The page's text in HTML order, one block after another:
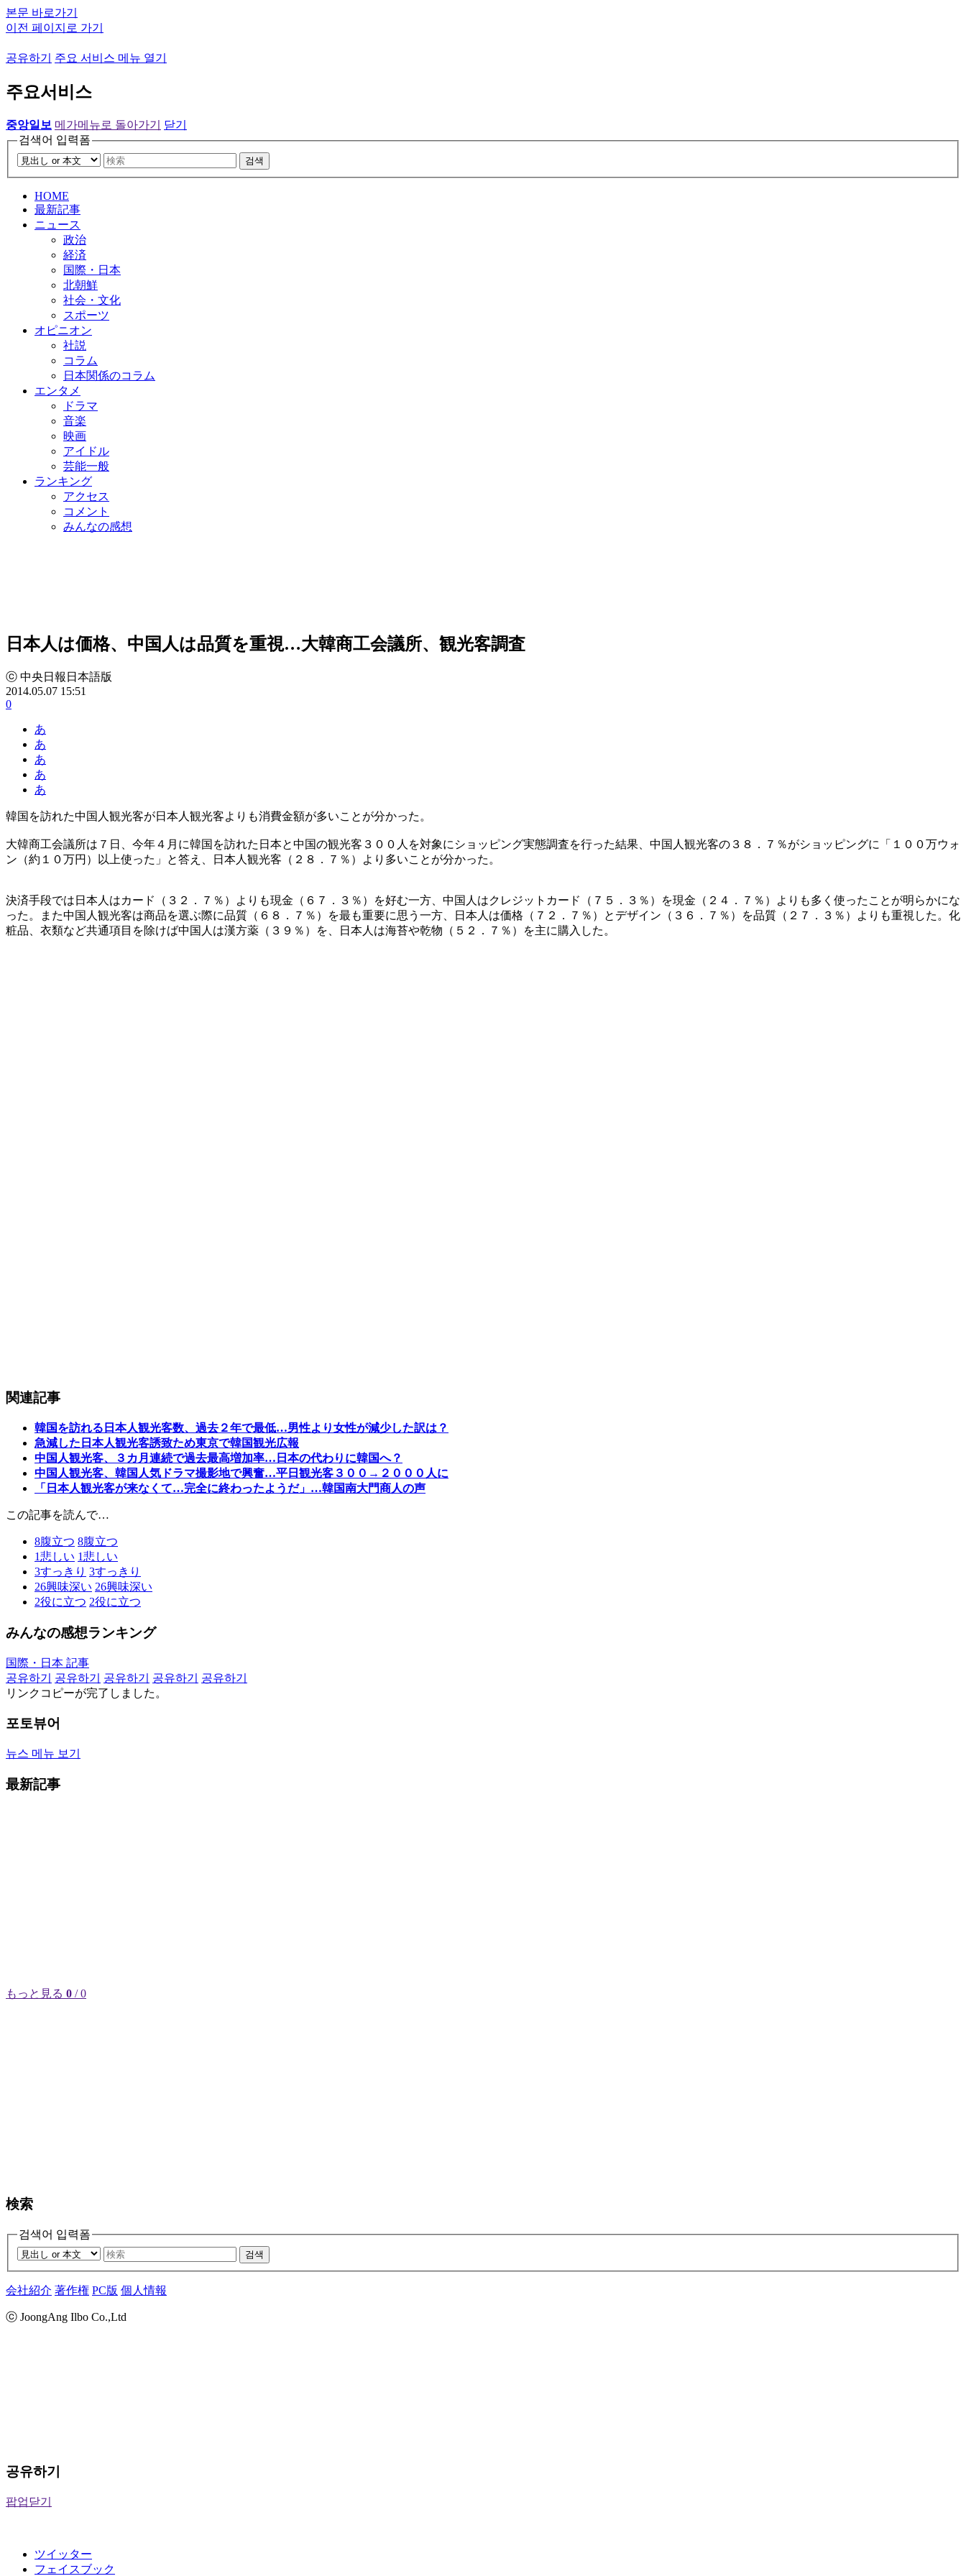
본문 바로가기
이전 페이지로 가기
공유하기 주요 서비스 메뉴 열기
주요서비스
중앙일보 메가메뉴로 돌아가기
닫기
검색어 입력폼
검색
HOME
最新記事
ニュース
政治
経済
国際・日本
北朝鮮
社会・文化
スポーツ
オピニオン
社説
コラム
日本関係のコラム
エンタメ
ドラマ
音楽
映画
アイドル
芸能一般
ランキング
アクセス
コメント
みんなの感想
日本人は価格、中国人は品質を重視…大韓商工会議所、観光客調査
ⓒ 中央日報日本語版
2014.05.07 15:51
0
あ
あ
あ
あ
あ
韓国を訪れた中国人観光客が日本人観光客よりも消費金額が多いことが分かった。
大韓商工会議所は７日、今年４月に韓国を訪れた日本と中国の観光客３００人を対象にショッピング実態調査を行った結果、中国人観光客の３８．７％がショッピングに「１００万ウォ
ン（約１０万円）以上使った」と答え、日本人観光客（２８．７％）より多いことが分かった。
決済手段では日本人はカード（３２．７％）よりも現金（６７．３％）を好む一方、中国人はクレジットカード（７５．３％）を現金（２４．７％）よりも多く使ったことが明らかにな
った。また中国人観光客は商品を選ぶ際に品質（６８．７％）を最も重要に思う一方、日本人は価格（７２．７％）とデザイン（３６．７％）を品質（２７．３％）よりも重視した。化
粧品、衣類など共通項目を除けば中国人は漢方薬（３９％）を、日本人は海苔や乾物（５２．７％）を主に購入した。
関連記事
韓国を訪れる日本人観光客数、過去２年で最低…男性より女性が減少した訳は？
急減した日本人観光客誘致ため東京で韓国観光広報
中国人観光客、３カ月連続で過去最高増加率…日本の代わりに韓国へ？
中国人観光客、韓国人気ドラマ撮影地で興奮…平日観光客３００→２０００人に
「日本人観光客が来なくて…完全に終わったようだ」…韓国南大門商人の声
この記事を読んで…
8腹立つ 8腹立つ
1悲しい 1悲しい
3すっきり 3すっきり
26興味深い 26興味深い
2役に立つ 2役に立つ
みんなの感想ランキング
国際・日本 記事
공유하기
공유하기 공유하기 공유하기
공유하기
リンクコピーが完了しました。
포토뷰어
뉴스 메뉴 보기
最新記事
もっと見る 0 / 0
検索
검색어 입력폼
검색
会社紹介 著作権 PC版 個人情報
ⓒ JoongAng Ilbo Co.,Ltd
공유하기
팝업닫기
ツイッター
フェイスブック